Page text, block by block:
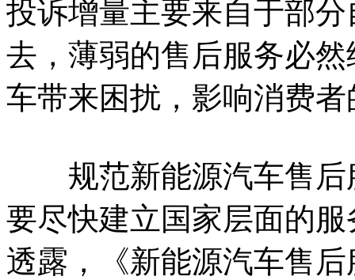
投诉增量主要来自于部
去，薄弱的售后服务必
车带来困扰，影响消费
规范新能源汽车售后
要尽快建立国家层面的
透露，《新能源汽车售